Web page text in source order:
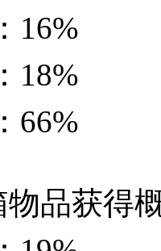
16%
18%
66%
物品获得